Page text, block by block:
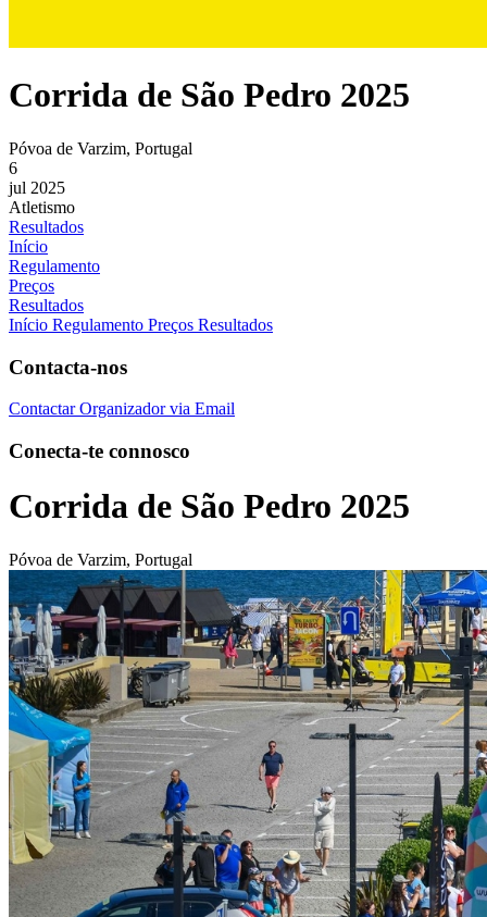
Corrida de São Pedro 2025
Póvoa de Varzim, Portugal
6
jul 2025
Atletismo
Resultados
Início
Regulamento
Preços
Resultados
Início Regulamento Preços Resultados
Contacta-nos
Contactar Organizador via Email
Conecta-te connosco
Corrida de São Pedro 2025
Póvoa de Varzim, Portugal